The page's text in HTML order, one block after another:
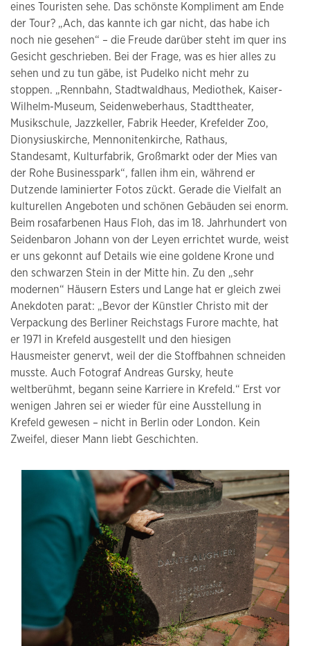
eines Touristen sehe. Das schönste Kompliment am Ende
der Tour? „Ach, das kannte ich gar nicht, das habe ich
noch nie gesehen“ – die Freude darüber steht im quer ins
Gesicht geschrieben. Bei der Frage, was es hier alles zu
sehen und zu tun gäbe, ist Pudelko nicht mehr zu
stoppen. „Rennbahn, Stadtwaldhaus, Mediothek, Kaiser-
Wilhelm-Museum, Seidenweberhaus, Stadttheater,
Musikschule, Jazzkeller, Fabrik Heeder, Krefelder Zoo,
Dionysiuskirche, Mennonitenkirche, Rathaus,
Standesamt, Kulturfabrik, Großmarkt oder der Mies van
der Rohe Businesspark“, fallen ihm ein, während er
Dutzende laminierter Fotos zückt. Gerade die Vielfalt an
kulturellen Angeboten und schönen Gebäuden sei enorm.
Beim rosafarbenen Haus Floh, das im 18. Jahrhundert von
Seidenbaron Johann von der Leyen errichtet wurde, weist
er uns gekonnt auf Details wie eine goldene Krone und
den schwarzen Stein in der Mitte hin. Zu den „sehr
modernen“ Häusern Esters und Lange hat er gleich zwei
Anekdoten parat: „Bevor der Künstler Christo mit der
Verpackung des Berliner Reichstags Furore machte, hat
er 1971 in Krefeld ausgestellt und den hiesigen
Hausmeister genervt, weil der die Stoffbahnen schneiden
musste. Auch Fotograf Andreas Gursky, heute
weltberühmt, begann seine Karriere in Krefeld.“ Erst vor
wenigen Jahren sei er wieder für eine Ausstellung in
Krefeld gewesen – nicht in Berlin oder London. Kein
Zweifel, dieser Mann liebt Geschichten.